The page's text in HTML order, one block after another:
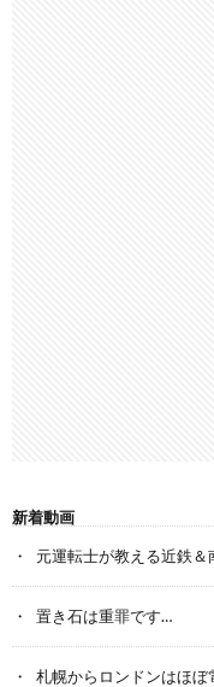
新着動画
元運転士が教える近鉄
置き石は重罪です…
札幌からロンドンはほ